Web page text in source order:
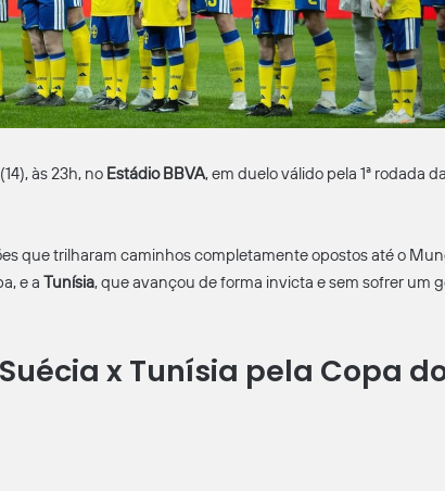
às 23h, no Estádio BBVA, em duelo válido pela 1ª rodada da
que trilharam caminhos completamente opostos até o
e a Tunísia, que avançou de forma invicta e sem sofrer um
x Tunísia pela Copa